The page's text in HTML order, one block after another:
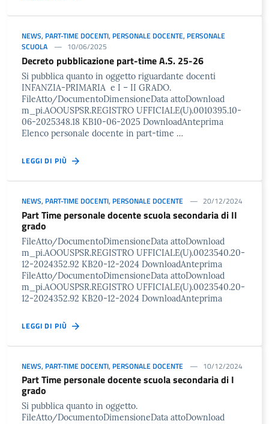
NEWS, PART-TIME DOCENTI, PERSONALE DOCENTE, PERSONALE
SCUOLA
10/06/2025
Decreto pubblicazione part-time A.S. 25-26
Si pubblica quanto in oggetto riguardante docenti
INFANZIA-PRIMARIA e I – II GRADO.
FileAtto/DocumentoDimensioneData attoDownload
m_pi.AOOUSPSR.REGISTRO UFFICIALE(U).0010395.10-
06-2025348.18 KB10-06-2025 DownloadAnteprima
Elenco personale docente in part-time …
LEGGI DI PIÙ
NEWS, PART-TIME DOCENTI, PERSONALE DOCENTE 20/12/2024
Part Time personale docente scuola secondaria di II
grado
FileAtto/DocumentoDimensioneData attoDownload
m_pi.AOOUSPSR.REGISTRO UFFICIALE(U).0023540.20-
12-2024352.92 KB20-12-2024 DownloadAnteprima
FileAtto/DocumentoDimensioneData attoDownload
m_pi.AOOUSPSR.REGISTRO UFFICIALE(U).0023540.20-
12-2024352.92 KB20-12-2024 DownloadAnteprima
LEGGI DI PIÙ
NEWS, PART-TIME DOCENTI, PERSONALE DOCENTE 10/12/2024
Part Time personale docente scuola secondaria di I
grado
Si pubblica quanto in oggetto.
FileAtto/DocumentoDimensioneData attoDownload